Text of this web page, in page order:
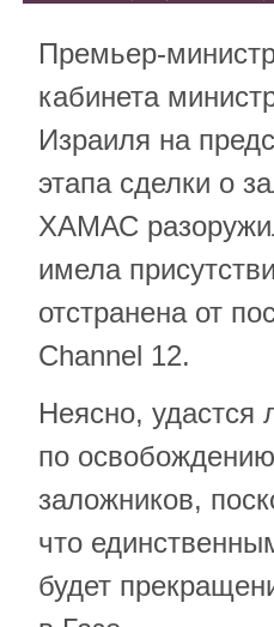
Премьер-
кабинета
Израиля на
этапа сделки о
ХАМАС
имела
отстранена от
Channel 12.
Неясно, удастся
по
заложников,
что
будет